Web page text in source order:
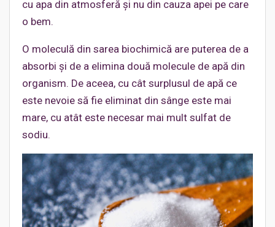
cu apa din atmosferă și nu din cauza apei pe care
o bem.
O moleculă din sarea biochimică are puterea de a
absorbi și de a elimina două molecule de apă din
organism. De aceea, cu cât surplusul de apă ce
este nevoie să fie eliminat din sânge este mai
mare, cu atât este necesar mai mult sulfat de
sodiu.